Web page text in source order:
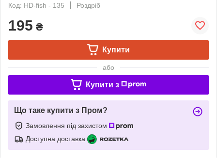
Код: HD-fish - 135
Роздріб
195 ₴
Купити
або
Купити з
Що таке купити з Пром?
Замовлення під захистом
Доступна доставка